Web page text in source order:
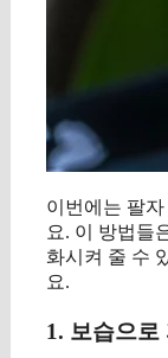
이번에는 팔
요. 이 방법들
화시켜 줄 수
요.
1. 보습으로